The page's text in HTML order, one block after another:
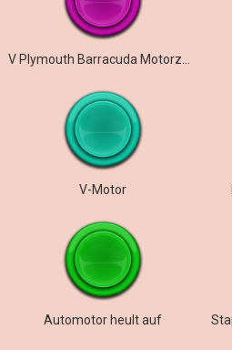
V-Motor
Automotor heult auf